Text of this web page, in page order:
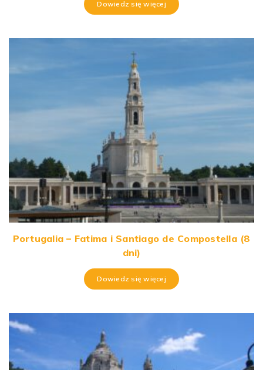
Dowiedz się więcej
Portugalia – Fatima i Santiago de Compostella (8
dni)
Dowiedz się więcej